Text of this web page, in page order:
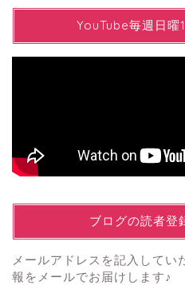
YYouTube毎週日
↓ブログの読者
メールアドレスを記入して
報をメールでお届けします♪